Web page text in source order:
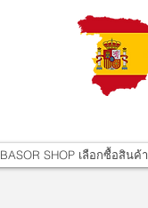
BASOR SHOP เลือกซื้อสินค้า